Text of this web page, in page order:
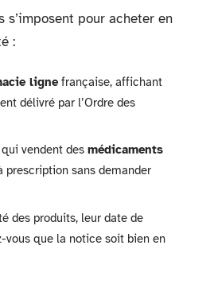
s’imposent pour acheter en
:
lignefrançaise, affichant
délivré par l’Ordre des
vendent des médicaments
prescription sans demander
des produits, leur date de
vous que la notice soit bien en